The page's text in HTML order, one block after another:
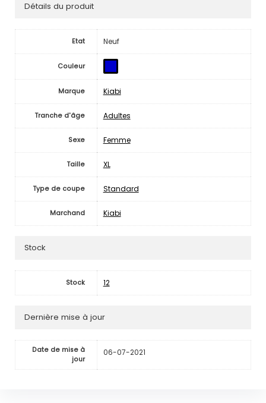
Détails du produit
Etat Neuf
Couleur
Marque Kiabi
Tranche d'âge Adultes
Sexe Femme
Taille XL
Type de coupe Standard
Marchand Kiabi
Stock
Stock 12
Dernière mise à jour
Date de mise à
jour
06-07-2021